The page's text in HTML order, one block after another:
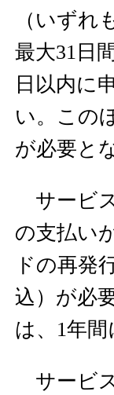
（いずれ
最大31日
日以内に
い。この
が必要と
サービ
の支払い
ドの再発
込）が必
は、1年
サービ